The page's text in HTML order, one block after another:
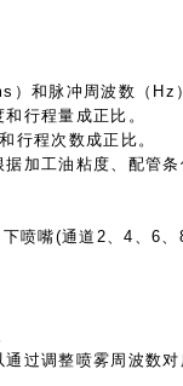
）和脉冲周波数（Hz
行程量成正比。
行程次数成正比。
加工油粘度、配管
喷嘴(通道2、4、6、
过调整喷雾周波数对